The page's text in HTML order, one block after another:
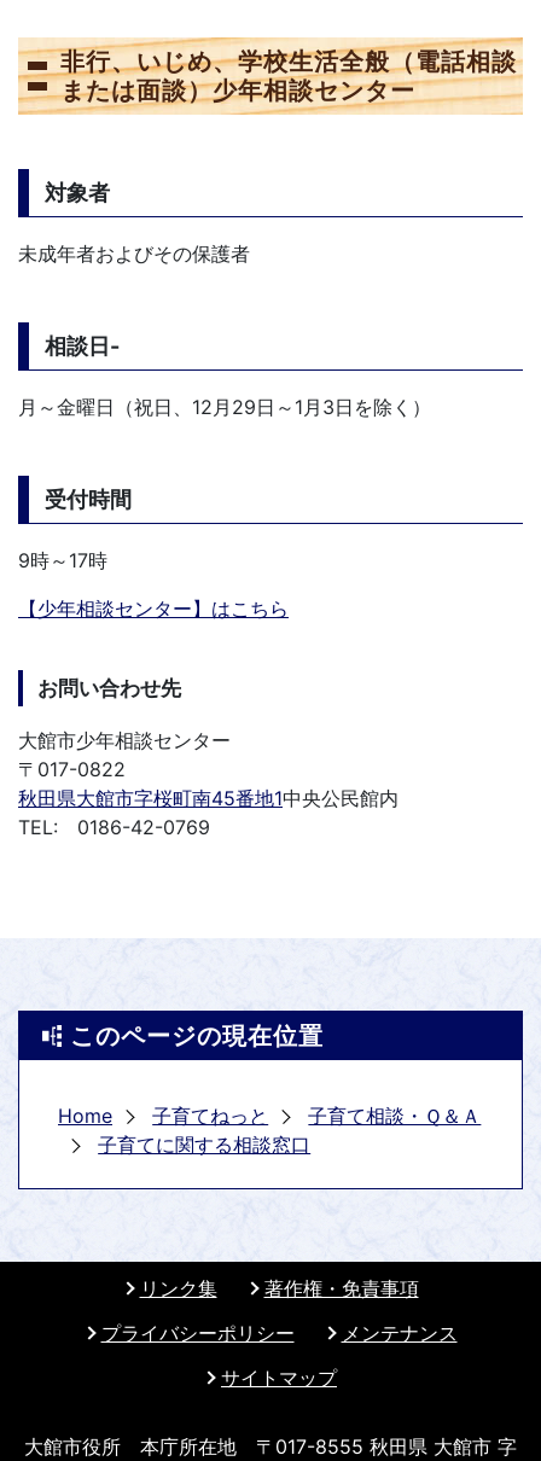
非行、いじめ、学校生活全般（電話相談
または面談）少年相談センター
対象者
未成年者およびその保護者
相談日-
月～金曜日（祝日、12月29日～1月3日を除く）
受付時間
9時～17時
【少年相談センター】はこちら
お問い合わせ先
大館市少年相談センター
〒017-0822
秋田県大館市字桜町南45番地1中央公民館内
TEL: 0186-42-0769
このページの現在位置
Home 子育てねっと
子育て相談・Ｑ＆Ａ
子育てに関する相談窓口
リンク集
著作権・免責事項
プライバシーポリシー
メンテナンス
サイトマップ
大館市役所 本庁所在地 〒017-8555 秋田県 大館市 字